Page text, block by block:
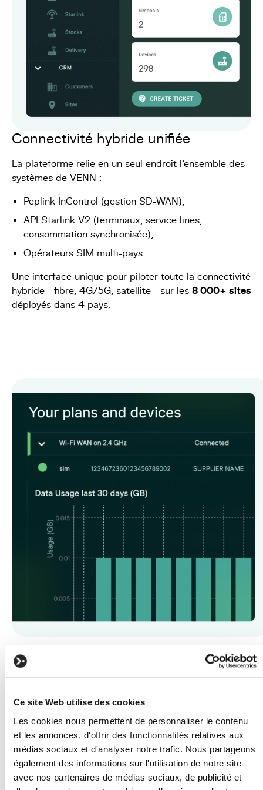
Ce site Web utilise des cookies
Les cookies nous permettent de personnaliser le contenu
et les annonces, d'offrir des fonctionnalités relatives aux
médias sociaux et d'analyser notre trafic. Nous partageons
également des informations sur l'utilisation de notre site
avec nos partenaires de médias sociaux, de publicité et
Connectivité hybride unifiée
La plateforme relie en un seul endroit l'ensemble des
systèmes de VENN :
Peplink InControl (gestion SD-WAN),
API Starlink V2 (terminaux, service lines,
consommation synchronisée),
Opérateurs SIM multi-pays
Une interface unique pour piloter toute la connectivité
hybride - fibre, 4G/5G, satellite - sur les 8 000+ sites
déployés dans 4 pays.
Portail client intégré
Suivi de consommation data
Équipements déployés sur site
Factures
Tickets support